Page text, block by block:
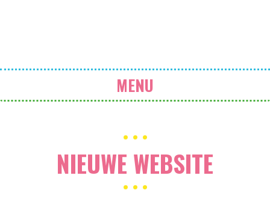
MENU
NIEUWE WEBSITE